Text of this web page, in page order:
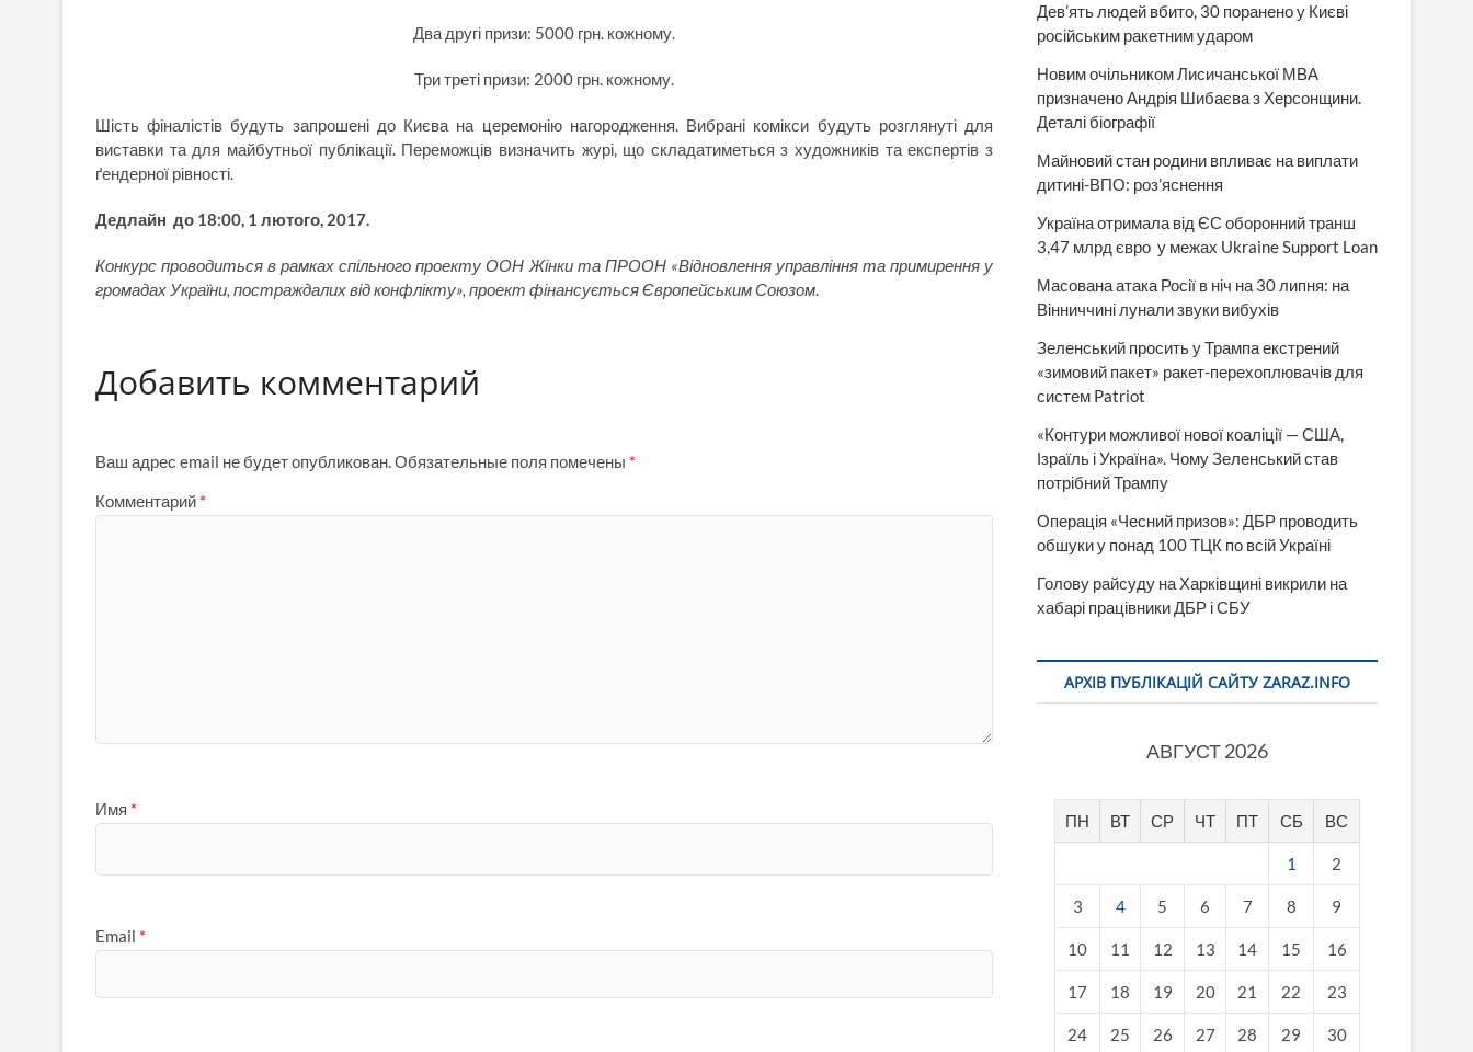
Два другі призи: 5000 грн. кожному.
Три треті призи: 2000 грн. кожному.
Шість фіналістів будуть запрошені до Києва на церемонію нагородження. Вибрані комікси будуть розглянуті для
виставки та для майбутньої публікації. Переможців визначить журі, що складатиметься з художників та експертів з
ґендерної рівності.
Дедлайн до 18:00, 1 лютого, 2017.
Конкурс проводиться в рамках спільного проекту ООН Жінки та ПРООН «Відновлення управління та примирення у
громадах України, постраждалих від конфлікту», проект фінансується Європейським Союзом.
Добавить комментарий
Ваш адрес email не будет опубликован.Обязательные поля помечены *
Комментарий *
Имя *
Email *
Дев’ять людей вбито, 30 поранено у Києві
російським ракетним ударом
Новим очільником Лисичанської МВА
призначено Андрія Шибаєва з Херсонщини.
Деталі біографії
Майновий стан родини впливає на виплати
дитині-ВПО: роз’яснення
Україна отримала від ЄС оборонний транш
3,47 млрд євро у межах Ukraine Support Loan
Масована атака Росії в ніч на 30 липня: на
Вінниччині лунали звуки вибухів
Зеленський просить у Трампа екстрений
«зимовий пакет» ракет-перехоплювачів для
систем Patriot
«Контури можливої нової коаліції — США,
Ізраїль і Україна». Чому Зеленський став
потрібний Трампу
Операція «Чесний призов»: ДБР проводить
обшуки у понад 100 ТЦК по всій Україні
Голову райсуду на Харківщині викрили на
хабарі працівники ДБР і СБУ
АРХІВ ПУБЛІКАЦІЙ САЙТУ ZARAZ.INFO
АВГУСТ 2026
ПН ВТ СР ЧТ ПТ СБ ВС
1 2
3 4 5 6 7 8 9
10 11 12 13 14 15 16
17 18 19 20 21 22 23
24 25 26 27 28 29 30